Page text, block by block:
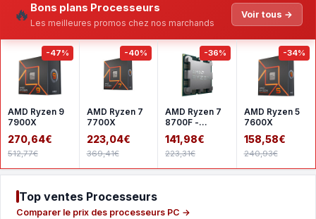
🔥 Bons plans Processeurs
Les meilleures promos chez nos marchands
Voir tous →
-47%
AMD Ryzen 9
7900X
270,64€
512,77€
-40%
AMD Ryzen 7
7700X
223,04€
369,41€
-36%
AMD Ryzen 7
8700F -
Version tray
141,98€
223,31€
-34%
AMD Ryzen 5
7600X
158,58€
240,93€
Top ventes Processeurs
Comparer le prix des processeurs PC →